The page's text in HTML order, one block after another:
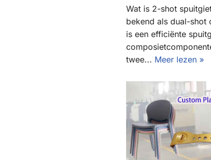
Wat is 2-shot
bekend als dual-shot
is een efficiënte
twee... Meer lezen »